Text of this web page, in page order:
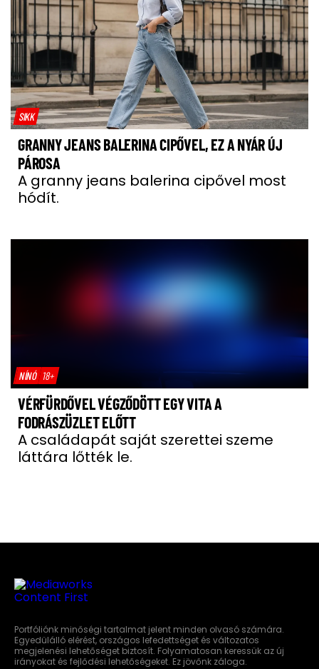
SIKK
GRANNY JEANS BALERINA CIPŐVEL, EZ A NYÁR ÚJ
PÁROSA
A granny jeans balerina cipővel most
hódít.
NÍNÓ 18+
VÉRFÜRDŐVEL VÉGZŐDÖTT EGY VITA A
FODRÁSZÜZLET ELŐTT
A családapát saját szerettei szeme
láttára lőtték le.
Portfóliónk minőségi tartalmat jelent minden olvasó számára.
Egyedülálló elérést, országos lefedettséget és változatos
megjelenési lehetőséget biztosít. Folyamatosan keressük az új
irányokat és fejlődési lehetőségeket. Ez jövőnk záloga.